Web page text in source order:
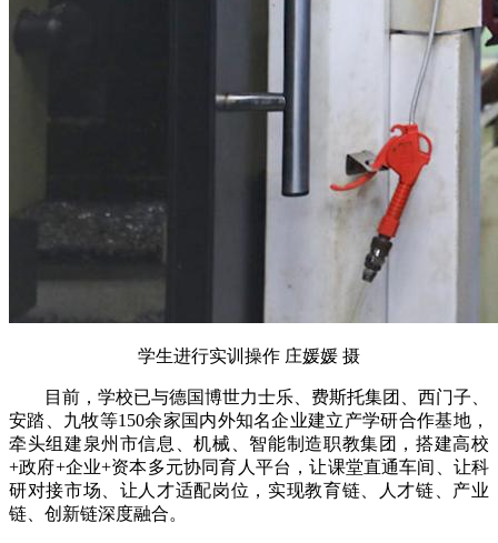
学生进行实训操作 庄媛媛 摄
目前，学校已与德国博世力士乐、费斯托集团、西门子、
安踏、九牧等150余家国内外知名企业建立产学研合作基地，
牵头组建泉州市信息、机械、智能制造职教集团，搭建高校
+政府+企业+资本多元协同育人平台，让课堂直通车间、让科
研对接市场、让人才适配岗位，实现教育链、人才链、产业
链、创新链深度融合。